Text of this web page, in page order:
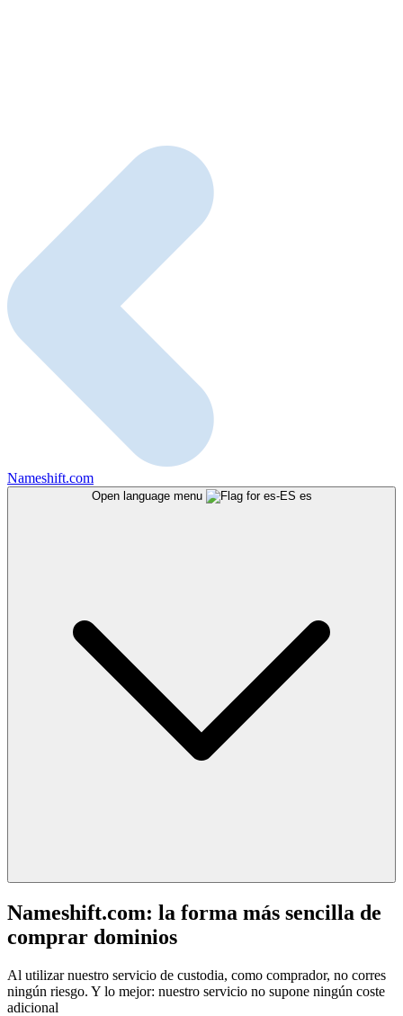
Nameshift.com
Open language menu es
Nameshift.com: la forma más sencilla de
comprar dominios
Al utilizar nuestro servicio de custodia, como comprador, no corres
ningún riesgo. Y lo mejor: nuestro servicio no supone ningún coste
adicional